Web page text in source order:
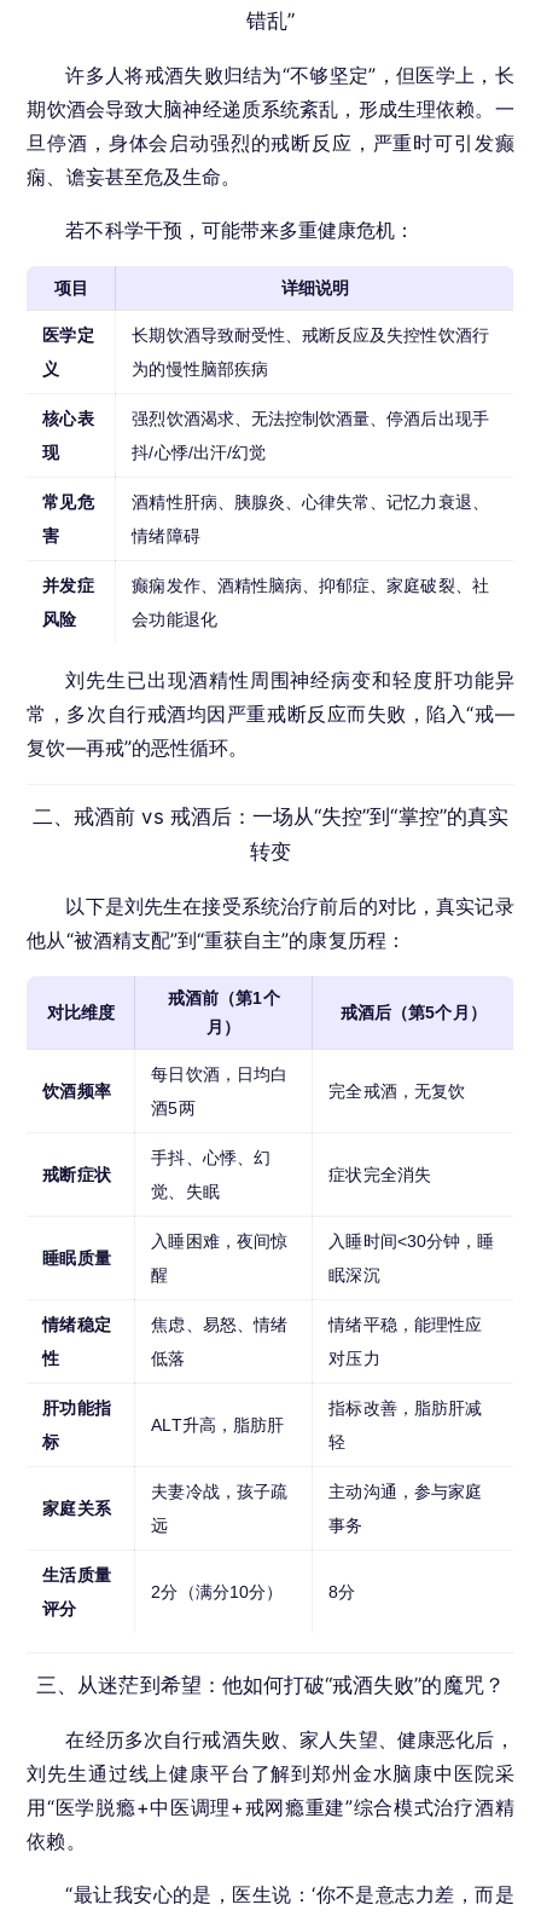
错乱”
许多人将戒酒失败归结为“不够坚定”，但医学上，长
期饮酒会导致大脑神经递质系统紊乱，形成生理依赖。一
旦停酒，身体会启动强烈的戒断反应，严重时可引发癫
痫、谵妄甚至危及生命。
若不科学干预，可能带来多重健康危机：
项目 详细说明
医学定
义
长期饮酒导致耐受性、戒断反应及失控性饮酒行
为的慢性脑部疾病
核心表
现
强烈饮酒渴求、无法控制饮酒量、停酒后出现手
抖/心悸/出汗/幻觉
常见危
害
酒精性肝病、胰腺炎、心律失常、记忆力衰退、
情绪障碍
并发症
风险
癫痫发作、酒精性脑病、抑郁症、家庭破裂、社
会功能退化
刘先生已出现酒精性周围神经病变和轻度肝功能异
常，多次自行戒酒均因严重戒断反应而失败，陷入“戒—
复饮—再戒”的恶性循环。
二、戒酒前 vs 戒酒后：一场从“失控”到“掌控”的真实
转变
以下是刘先生在接受系统治疗前后的对比，真实记录
他从“被酒精支配”到“重获自主”的康复历程：
对比维度
戒酒前（第1个
月）
戒酒后（第5个月）
饮酒频率
每日饮酒，日均白
酒5两
完全戒酒，无复饮
戒断症状
手抖、心悸、幻
觉、失眠
症状完全消失
睡眠质量
入睡困难，夜间惊
醒
入睡时间<30分钟，睡
眠深沉
情绪稳定
性
焦虑、易怒、情绪
低落
情绪平稳，能理性应
对压力
肝功能指
标
ALT升高，脂肪肝
指标改善，脂肪肝减
轻
家庭关系
夫妻冷战，孩子疏
远
主动沟通，参与家庭
事务
生活质量
评分
2分（满分10分） 8分
三、从迷茫到希望：他如何打破“戒酒失败”的魔咒？
在经历多次自行戒酒失败、家人失望、健康恶化后，
刘先生通过线上健康平台了解到郑州金水脑康中医院采
用“医学脱瘾+中医调理+戒网瘾重建”综合模式治疗酒精
依赖。
“最让我安心的是，医生说：‘你不是意志力差，而是